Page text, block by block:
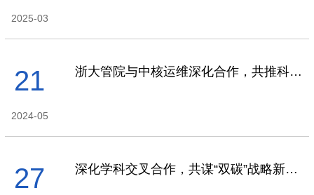
2025-03
21
2024-05
浙大管院与中核运维深化合作，共推科技与管理创新
27 深化学科交叉合作，共谋“双碳”战略新篇｜ 浙大管理学院与能源工程学院开启深度战略合作